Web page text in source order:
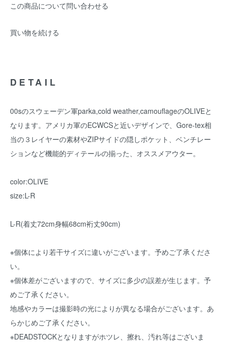
この商品について問い合わせる
買い物を続ける
DETAIL
00sのスウェーデン軍parka,cold weather,camouflageのOLIVEと
なります。アメリカ軍のECWCSと近いデザインで、Gore-tex相
当の３レイヤーの素材やZIPサイドの隠しポケット、ベンチレー
ションなど機能的ディテールの揃った、オススメアウター。
color:OLIVE
size:L-R
L-R(着丈72cm身幅68cm裄丈90cm)
※個体により若干サイズに違いがございます。予めご了承くださ
い。
※個体差がございますので、サイズに多少の誤差が生じます。予
めご了承ください。
地感やカラーは撮影時の光によりが異なる場合がございます。あ
らかじめご了承ください。
※DEADSTOCKとなりますがホツレ、擦れ、汚れ等はございま